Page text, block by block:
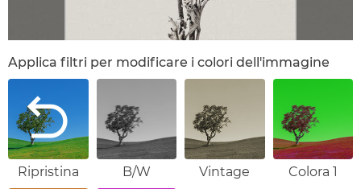
Applica filtri per modificare i colori dell'immagine
Ripristina B/W Vintage Colora 1